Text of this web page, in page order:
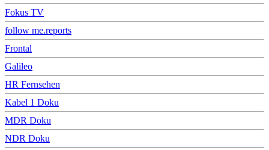
Fokus TV
follow me.reports
Frontal
Galileo
HR Fernsehen
Kabel 1 Doku
MDR Doku
NDR Doku